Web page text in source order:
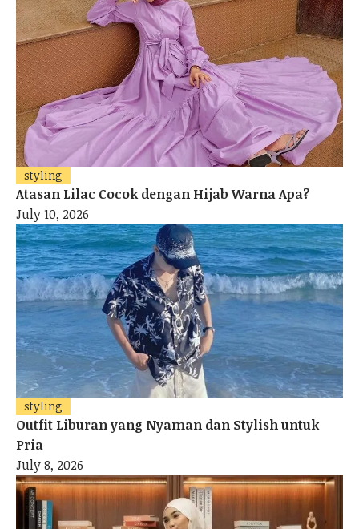
styling
Atasan Lilac Cocok dengan Hijab Warna Apa?
July 10, 2026
styling
Outfit Liburan yang Nyaman dan Stylish untuk
Pria
July 8, 2026